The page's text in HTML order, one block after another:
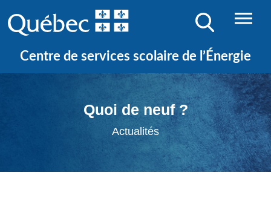
Centre de services scolaire de l’Énergie
Quoi de neuf ?
Actualités